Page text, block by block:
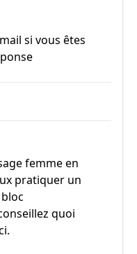
si vous êtes
femme en
pratiquer un
quoi